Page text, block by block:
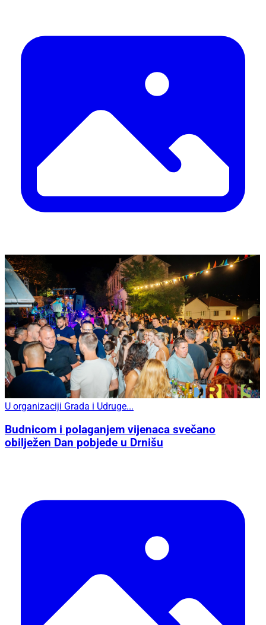
U organizaciji Grada i Udruge...
Budnicom i polaganjem vijenaca svečano
obilježen Dan pobjede u Drnišu